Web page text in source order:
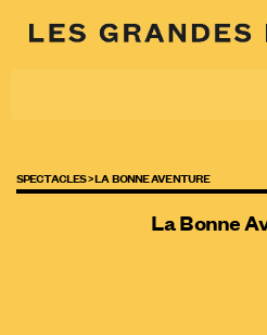
SPECTACLES >LA BONNE AVENTURE
La Bonne